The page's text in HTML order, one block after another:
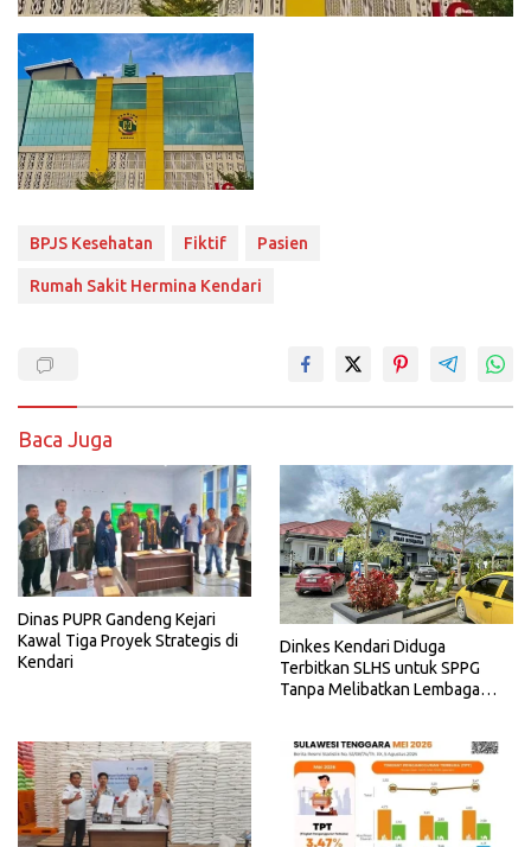
BPJS Kesehatan Fiktif Pasien
Rumah Sakit Hermina Kendari
Baca Juga
Dinas PUPR Gandeng Kejari
Kawal Tiga Proyek Strategis di
Kendari
Dinkes Kendari Diduga
Terbitkan SLHS untuk SPPG
Tanpa Melibatkan Lembaga